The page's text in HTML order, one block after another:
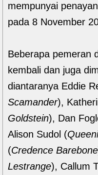
mempunyai
pada 8 November
Beberapa pemeran
kembali dan juga
diantaranya Eddie
Scamander),
Goldstein), Dan
Alison Sudol (
(Credence Barebone
Lestrange), Callum